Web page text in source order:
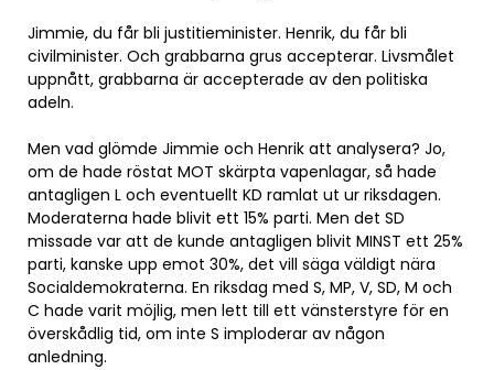
Jimmie, du får bli justitieminister. Henrik, du får bli
civilminister. Och grabbarna grus accepterar. Livsmålet
uppnått, grabbarna är accepterade av den politiska
adeln.
Men vad glömde Jimmie och Henrik att analysera? Jo,
om de hade röstat MOT skärpta vapenlagar, så hade
antagligen L och eventuellt KD ramlat ut ur riksdagen.
Moderaterna hade blivit ett 15% parti. Men det SD
missade var att de kunde antagligen blivit MINST ett 25%
parti, kanske upp emot 30%, det vill säga väldigt nära
Socialdemokraterna. En riksdag med S, MP, V, SD, M och
C hade varit möjlig, men lett till ett vänsterstyre för en
överskådlig tid, om inte S imploderar av någon
anledning.